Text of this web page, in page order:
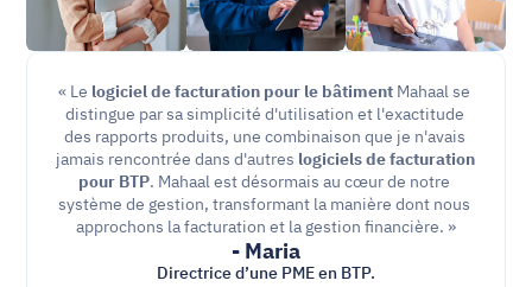
« Le logiciel de facturation pour le bâtiment Mahaal se
distingue par sa simplicité d'utilisation et l'exactitude
des rapports produits, une combinaison que je n'avais
jamais rencontrée dans d'autres logiciels de facturation
pour BTP. Mahaal est désormais au cœur de notre
système de gestion, transformant la manière dont nous
approchons la facturation et la gestion financière. »
- Maria
Directrice d’une PME en BTP.